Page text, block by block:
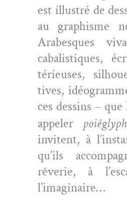
est illus­tré de
au graphisme
Arabesques
cabal­is­tiques,
térieuses,
tives,
ces dessins –
appel­er
invi­tent, à
qu’ils
rêver­ie, à
l’imaginaire…